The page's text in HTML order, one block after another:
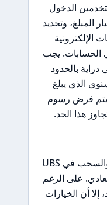
الدخول
المبلغ، وتحديد
في الحسابات. يجب
بالحدود
الذي يبلغ
يتم فرض رسوم
بشكل عام، يعتبر نظام الإيداع والسحب في UBS
على الرغم
أن الخيارات